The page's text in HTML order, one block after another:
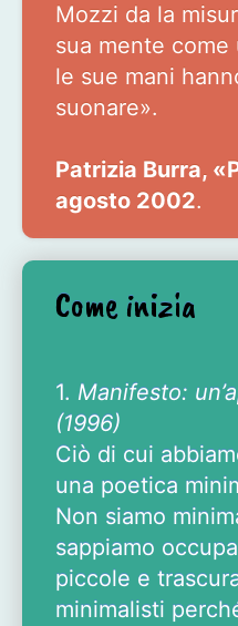
Mozzi da la
sua mente
le sue mani
suonare».
Patrizia Burra,
agosto 2002.
Come inizia
1. Manifesto:
(1996)
Ciò di cui
una poetica
Non siamo
sappiamo
piccole e
minimalisti